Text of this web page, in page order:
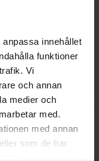
innehållet
funktioner
Vi
och annan
medier och
med.
med annan
som de har
Rexim